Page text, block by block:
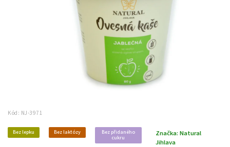
Kód: NJ-3971
Bez lepku Bez laktózy Bez přidaného
cukru Značka: Natural
Jihlava